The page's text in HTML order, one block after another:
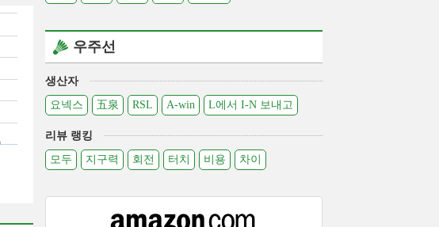
우주선
생산자
요넥스
五泉 RSL A-win L에서 I-N 보내고
리뷰 랭킹
모두
지구력 회전 터치 비용 차이